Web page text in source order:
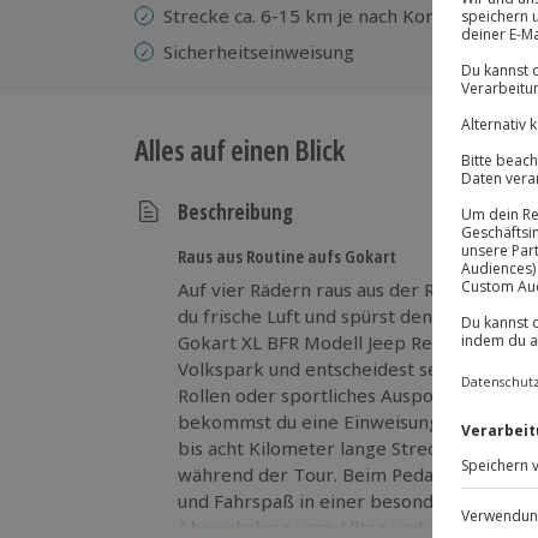
Strecke ca. 6-15 km je nach Kondition der
Sicherheitseinweisung
Alles auf einen Blick
Beschreibung
Raus aus Routine aufs Gokart
Auf vier Rädern raus aus der Routine:
du frische Luft und spürst den Fahrtwind
Gokart XL BFR Modell Jeep Revolution
Volkspark und entscheidest selbst über
Rollen oder sportliches Auspowern – du
bekommst du eine Einweisung sowie
bis acht Kilometer lange Strecke. Auf
während der Tour. Beim Pedal Gokart
und Fahrspaß in einer besonderen
Abwechslung vom Alltag und eine neue